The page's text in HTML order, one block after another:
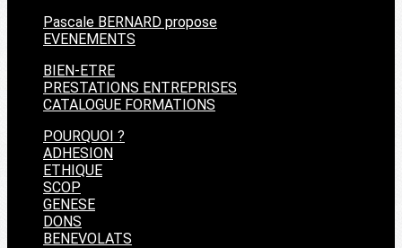
Pascale BERNARD propose
EVENEMENTS
BIEN-ETRE
PRESTATIONS ENTREPRISES
CATALOGUE FORMATIONS
POURQUOI ?
ADHESION
ETHIQUE
SCOP
GENESE
DONS
BENEVOLATS